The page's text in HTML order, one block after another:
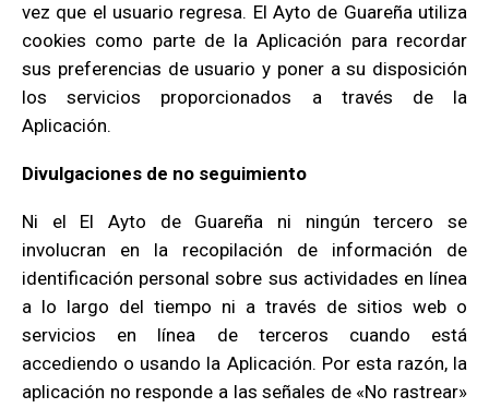
vez que el usuario regresa. El Ayto de Guareña utiliza
cookies como parte de la Aplicación para recordar
sus preferencias de usuario y poner a su disposición
los servicios proporcionados a través de la
Aplicación.
Divulgaciones de no seguimiento
Ni el El Ayto de Guareña ni ningún tercero se
involucran en la recopilación de información de
identificación personal sobre sus actividades en línea
a lo largo del tiempo ni a través de sitios web o
servicios en línea de terceros cuando está
accediendo o usando la Aplicación. Por esta razón, la
aplicación no responde a las señales de «No rastrear»